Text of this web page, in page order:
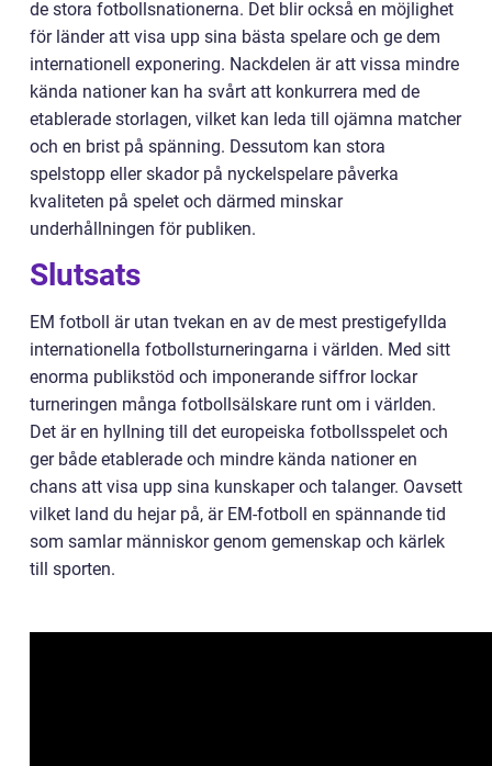
de stora fotbollsnationerna. Det blir också en möjlighet
för länder att visa upp sina bästa spelare och ge dem
internationell exponering. Nackdelen är att vissa mindre
kända nationer kan ha svårt att konkurrera med de
etablerade storlagen, vilket kan leda till ojämna matcher
och en brist på spänning. Dessutom kan stora
spelstopp eller skador på nyckelspelare påverka
kvaliteten på spelet och därmed minskar
underhållningen för publiken.
Slutsats
EM fotboll är utan tvekan en av de mest prestigefyllda
internationella fotbollsturneringarna i världen. Med sitt
enorma publikstöd och imponerande siffror lockar
turneringen många fotbollsälskare runt om i världen.
Det är en hyllning till det europeiska fotbollsspelet och
ger både etablerade och mindre kända nationer en
chans att visa upp sina kunskaper och talanger. Oavsett
vilket land du hejar på, är EM-fotboll en spännande tid
som samlar människor genom gemenskap och kärlek
till sporten.